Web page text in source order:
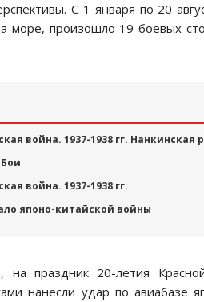
С 1 января по 20
море, произошло 19 боевых
война. 1937-1938 гг. Нанкинская
война. 1937-1938 гг.
японо-китайской войны
на праздник 20-летия
нанесли удар по авиабазе